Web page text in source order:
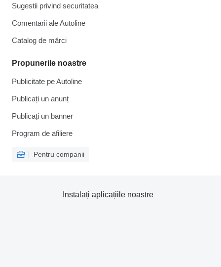
Sugestii privind securitatea
Comentarii ale Autoline
Catalog de mărcі
Propunerile noastre
Publicitate pe Autoline
Publicați un anunț
Publicați un banner
Program de afiliere
Pentru companii
Instalați aplicațiile noastre